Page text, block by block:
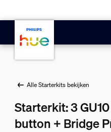
Alle Starterkits bekijken
Starterkit: 3
button + Bridge